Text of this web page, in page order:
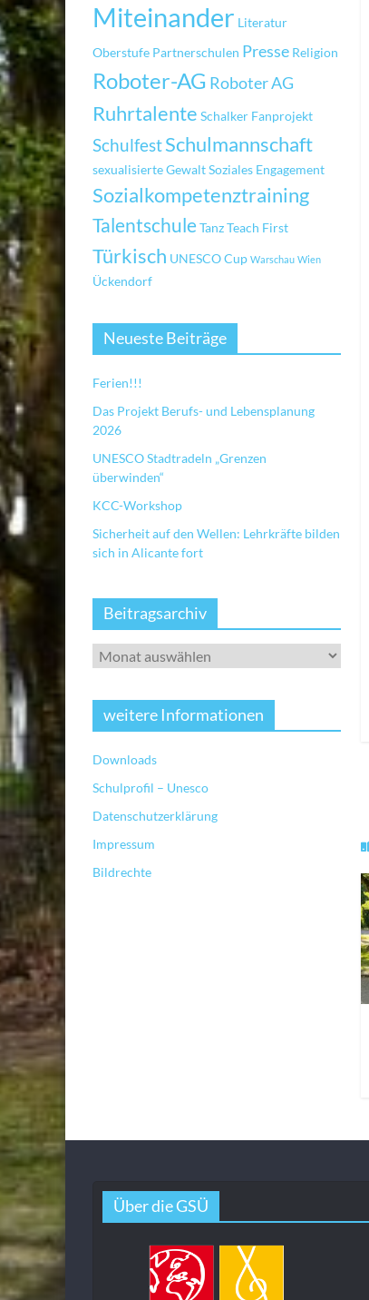
Miteinander Literatur
Oberstufe Partnerschulen Presse Religion
Roboter-AG Roboter AG
Ruhrtalente Schalker Fanprojekt
SchulfestSchulmannschaft
sexualisierte GewaltSoziales Engagement
Sozialkompetenztraining
TalentschuleTanzTeach First
Türkisch UNESCO Cup Warschau Wien
Ückendorf
Neueste Beiträge
Ferien!!!
Das Projekt Berufs- und Lebensplanung
2026
UNESCO Stadtradeln „Grenzen
überwinden“
KCC-Workshop
Sicherheit auf den Wellen: Lehrkräfte bilden
sich in Alicante fort
Beitragsarchiv
weitere Informationen
Downloads
Schulprofil – Unesco
Datenschutzerklärung
Impressum
Bildrechte
Über die GSÜ